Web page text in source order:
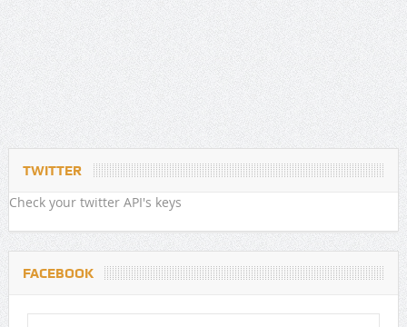
TWITTER
Check your twitter API's keys
FACEBOOK